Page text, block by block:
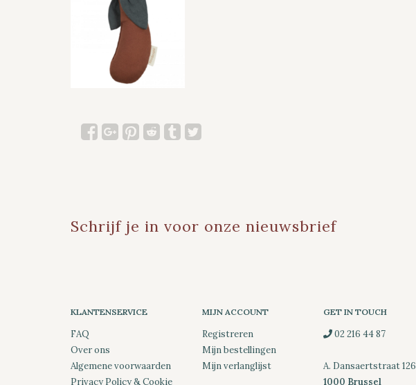
Schrijf je in voor onze nieuwsbrief
KLANTENSERVICE
FAQ
Over ons
Algemene voorwaarden
Privacy Policy & Cookie
MIJN ACCOUNT
Registreren
Mijn bestellingen
Mijn verlanglijst
GET IN TOUCH
02 216 44 87
A. Dansaertstraat 126
1000 Brussel